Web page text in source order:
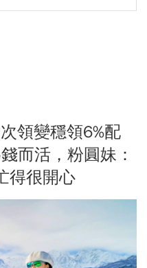
領變穩領6%配
而活，粉圓妹：
得很開心